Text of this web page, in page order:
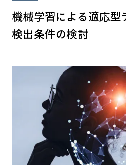
機械学習による適応
検出条件の検討